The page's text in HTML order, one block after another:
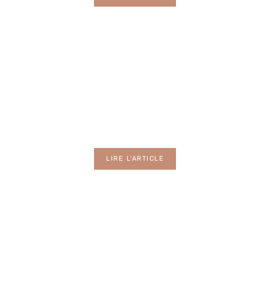
LIRE L'ARTICLE